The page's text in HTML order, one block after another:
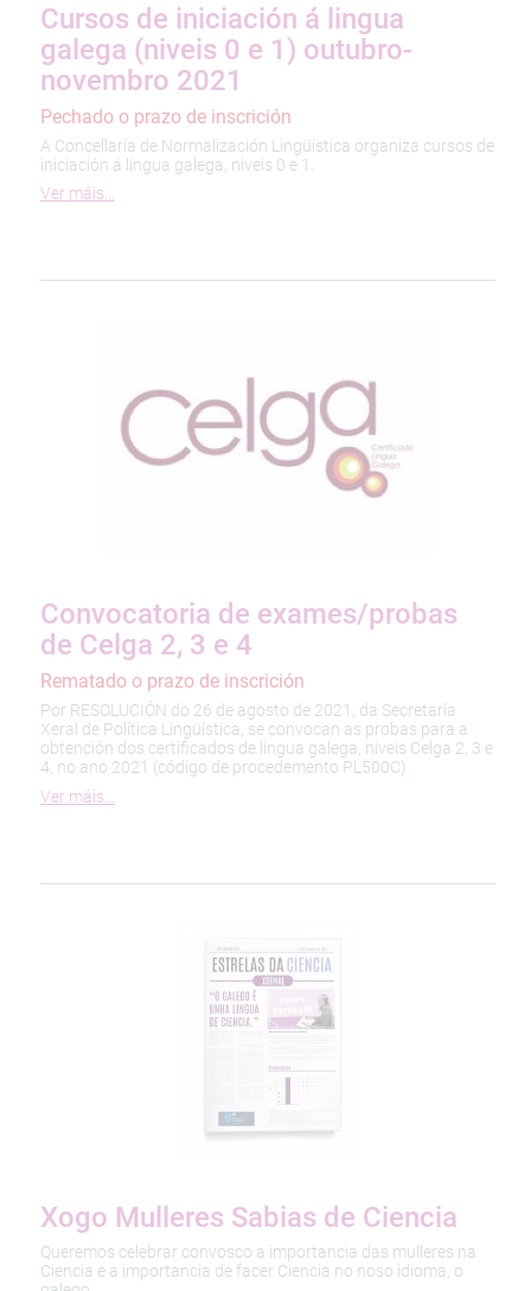
Cursos de iniciación á lingua
galega (niveis 0 e 1) outubro-
novembro 2021
Pechado o prazo de inscrición
A Concellaría de Normalización Lingüística organiza cursos de
iniciación á lingua galega, niveis 0 e 1.
Ver máis…
Convocatoria de exames/probas
de Celga 2, 3 e 4
Rematado o prazo de inscrición
Por RESOLUCIÓN do 26 de agosto de 2021, da Secretaría
Xeral de Política Lingüística, se convocan as probas para a
obtención dos certificados de lingua galega, niveis Celga 2, 3 e
4, no ano 2021 (código de procedemento PL500C)
Ver máis…
Xogo Mulleres Sabias de Ciencia
Queremos celebrar convosco a importancia das mulleres na
Ciencia e a importancia de facer Ciencia no noso idioma, o